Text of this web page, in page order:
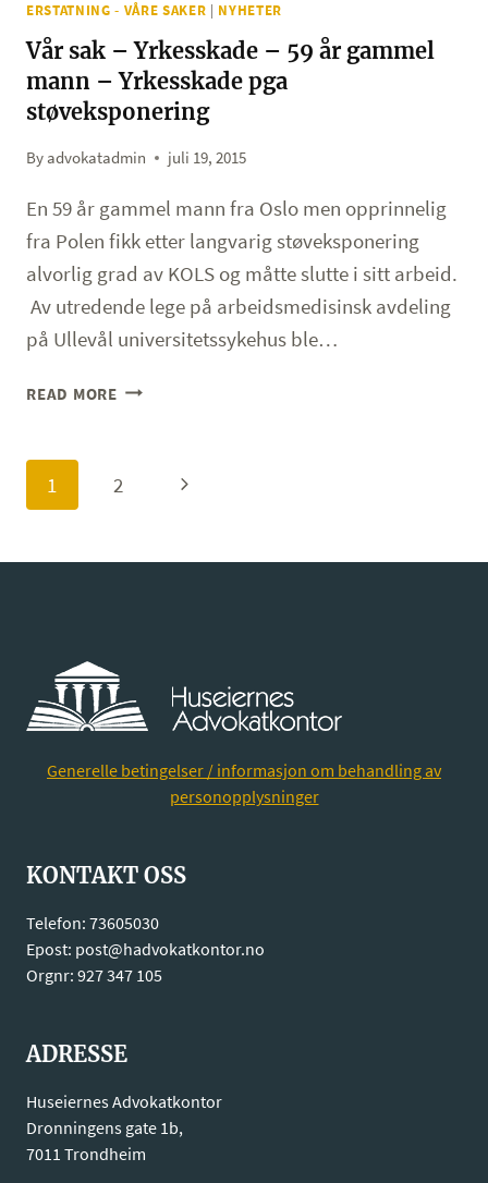
SAK
UTBETALING
AV
UFØREFORSIKRING
ERSTATNING - VÅRE SAKER | NYHETER
Vår sak – Yrkesskade – 59 år gammel
mann – Yrkesskade pga
støveksponering
Byadvokatadmin juli 19, 2015
En 59 år gammel mann fra Oslo men opprinnelig
fra Polen fikk etter langvarig støveksponering
alvorlig grad av KOLS og måtte slutte i sitt arbeid.
Av utredende lege på arbeidsmedisinsk avdeling
på Ullevål universitetssykehus ble…
READ MOREVÅR
–
PGA
STØVEKSPONERING
Page
navigation
1 2
Next
Generelle betingelser / informasjon om behandling av
personopplysninger
KONTAKT OSS
Telefon: 73605030
Epost: post@hadvokatkontor.no
Orgnr: 927 347 105
ADRESSE
Huseiernes Advokatkontor
Dronningens gate 1b,
7011 Trondheim